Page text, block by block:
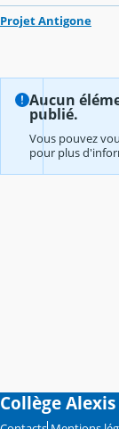
Projet Antigone
Aucun
publié.
Vous pouvez
pour plus
Collège